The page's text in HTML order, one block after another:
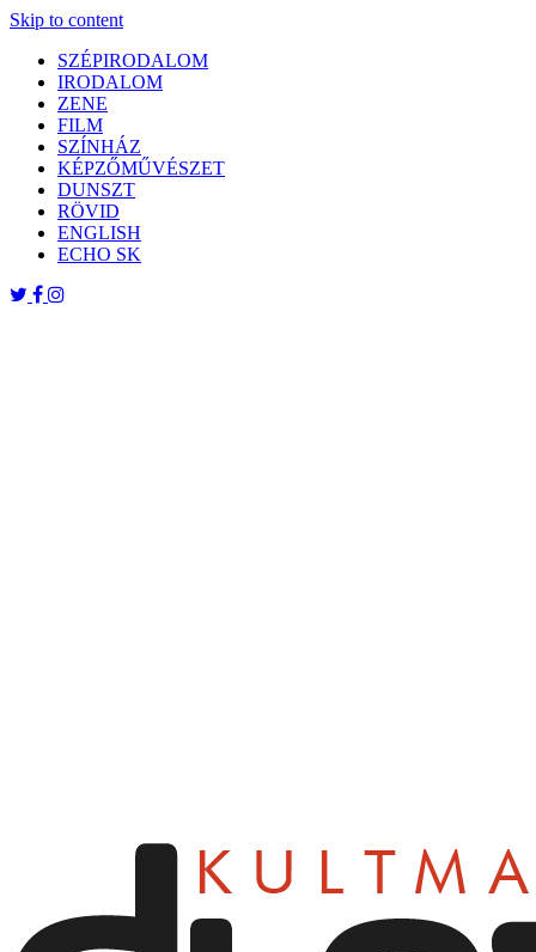
Skip to content
SZÉPIRODALOM
IRODALOM
ZENE
FILM
SZÍNHÁZ
KÉPZŐMŰVÉSZET
DUNSZT
RÖVID
ENGLISH
ECHO SK